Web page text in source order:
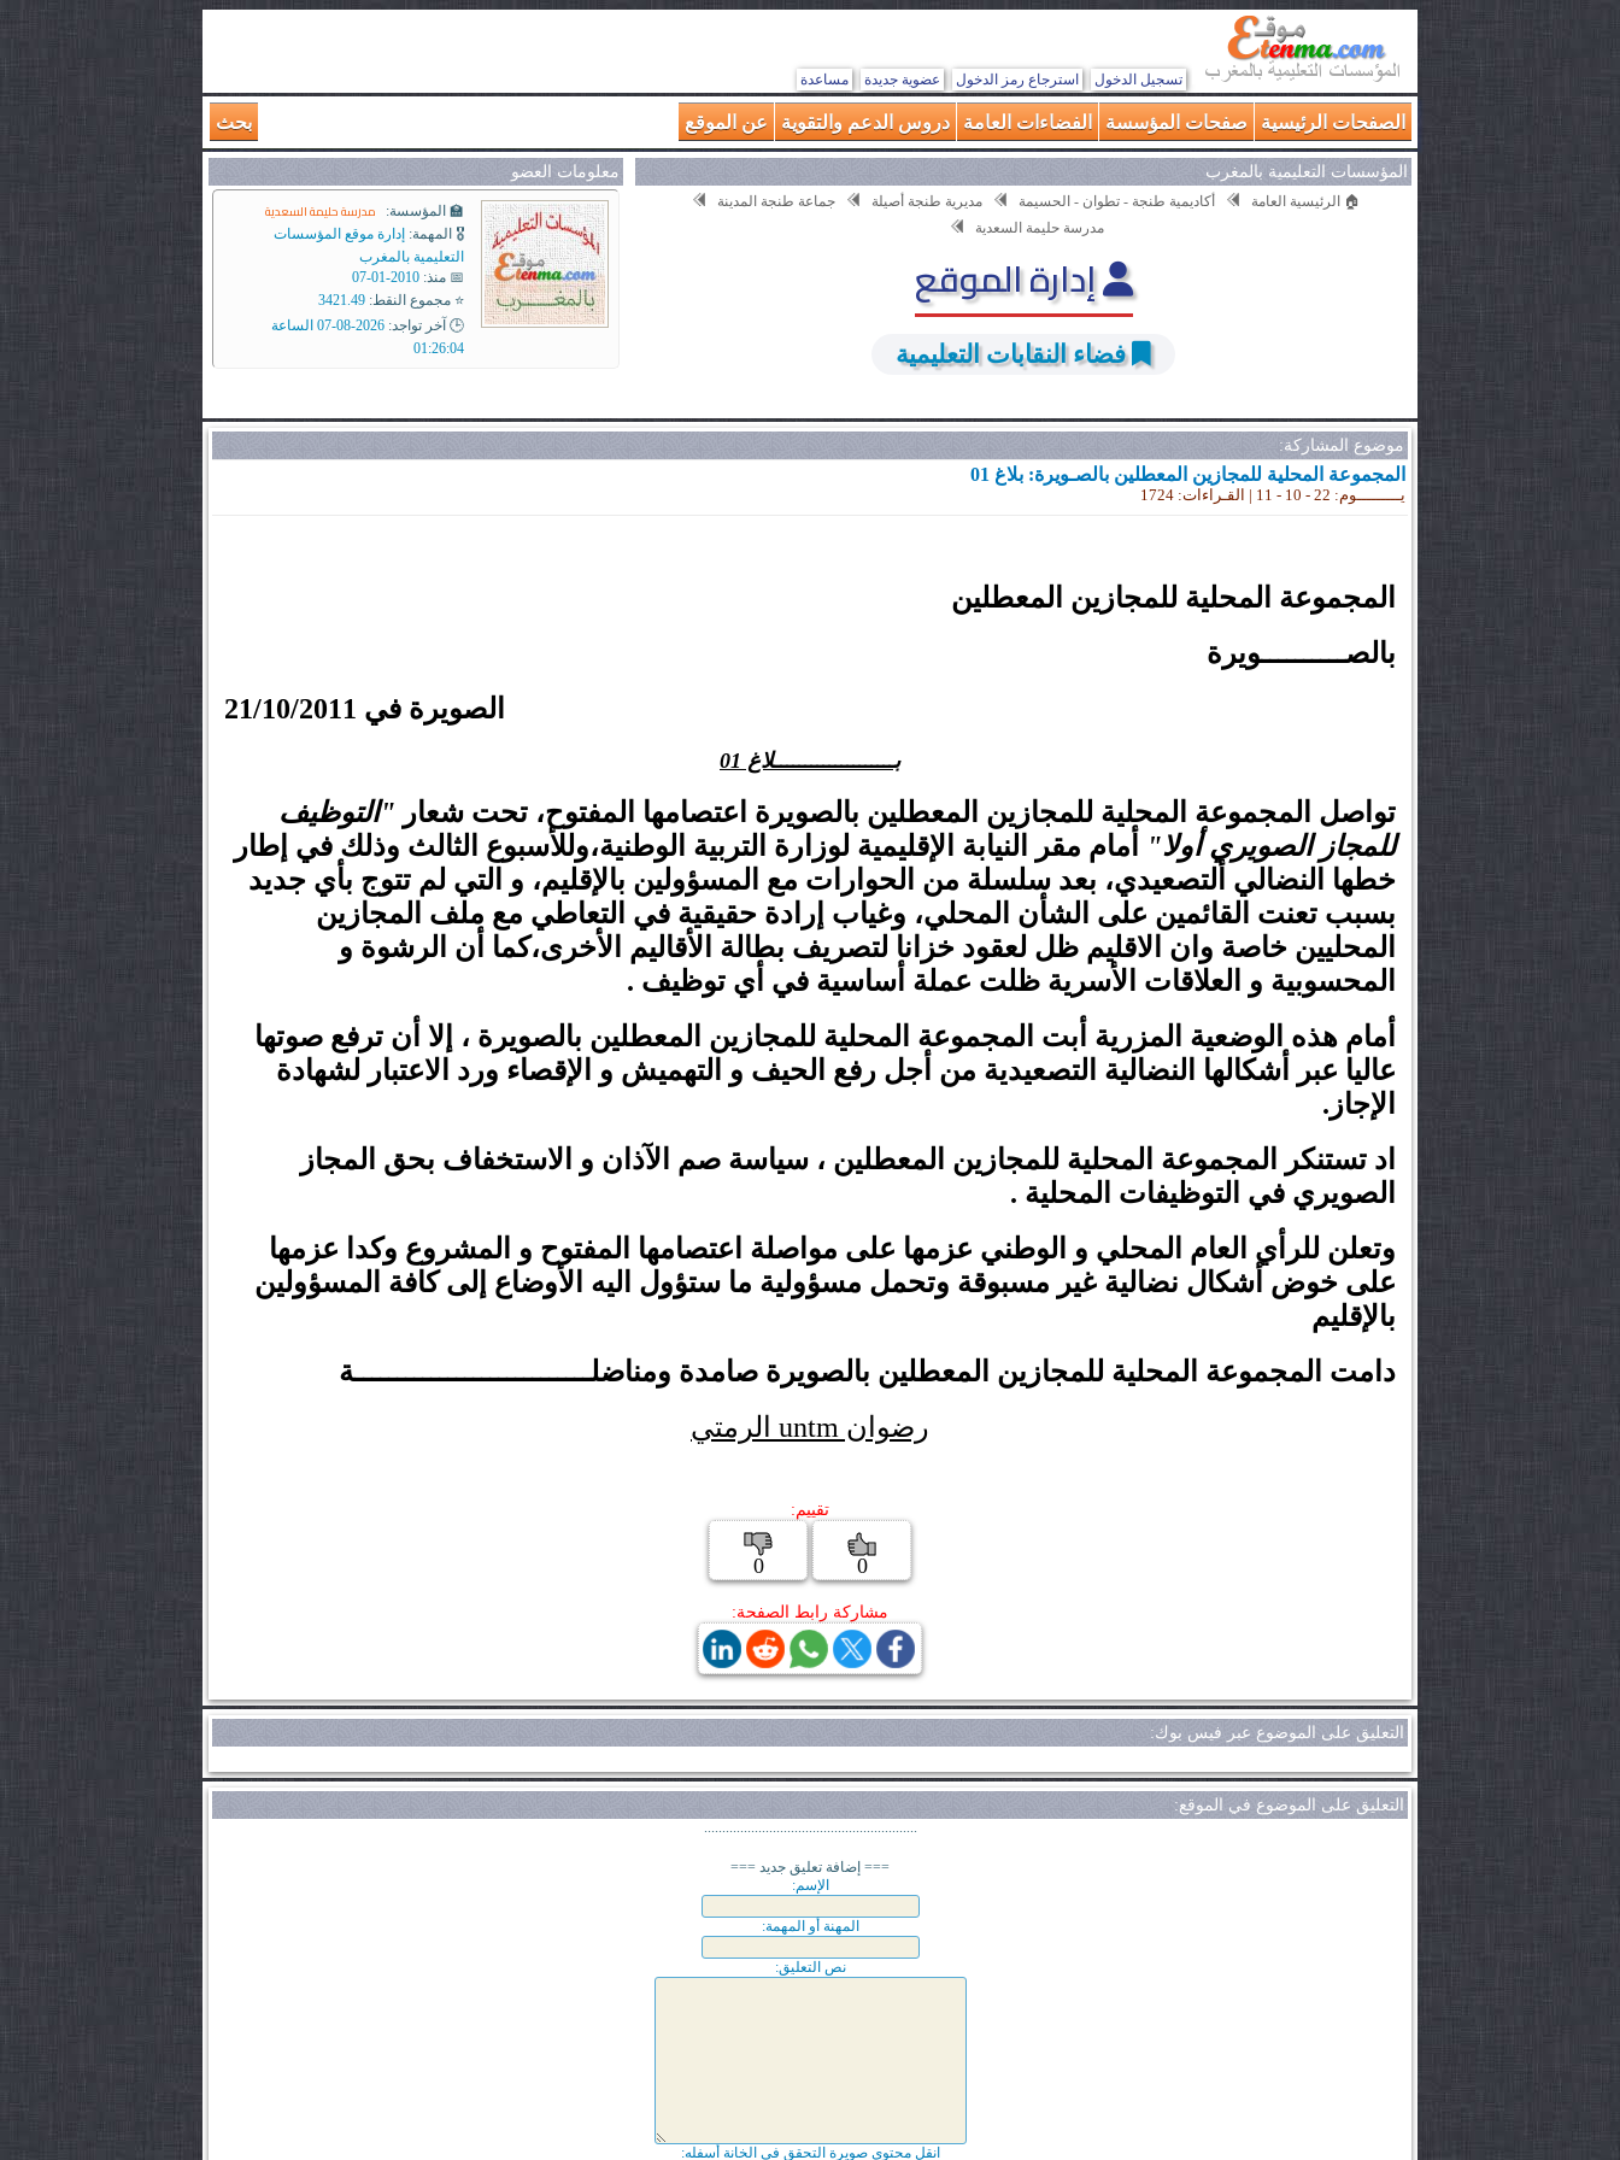
تسجيل الدخول استرجاع رمز الدخول عضوية جديدة مساعدة
الصفحات الرئيسية صفحات المؤسسة الفضاءات العامة دروس الدعم والتقوية عن الموقع بحث
المؤسسات التعليمية بالمغرب
🏠 الرئيسية العامة أكاديمية طنجة - تطوان - الحسيمة مديرية طنجة أصيلة
جماعة طنجة المدينة
مدرسة حليمة السعدية
إدارة الموقع
فضاء النقابات التعليمية
معلومات العضو
🏫 المؤسسة: مدرسة حليمة السعدية
🎖️ المهمة: إدارة موقع المؤسسات
التعليمية بالمغرب
📅 منذ: 2010-01-07
⭐ مجموع النقط: 3421.49
🕒 آخر تواجد:
2026-08-07 الساعة
01:26:04
موضوع المشاركة:
المجموعة المحلية للمجازين المعطلين بالصـويرة: بلاغ 01
يـــــــــوم: 22 - 10 - 11 | القـراءات: 1724
المجموعة المحلية للمجازين المعطلين
بالصــــــــــويرة
الصويرة في 21/10/2011
بــــــــــــــــــــلاغ 01
تواصل المجموعة المحلية للمجازين المعطلين بالصويرة اعتصامها المفتوح، تحت شعار "التوظيف
للمجاز الصويري أولا"
أمام مقر النيابة الإقليمية لوزارة التربية الوطنية،وللأسبوع الثالث وذلك في إطار
خطها النضالي ألتصعيدي، بعد سلسلة من الحوارات مع المسؤولين بالإقليم، و التي لم تتوج بأي جديد
بسبب تعنت القائمين على الشأن المحلي، وغياب إرادة حقيقية في التعاطي مع ملف المجازين
المحليين خاصة وان الاقليم ظل لعقود خزانا لتصريف بطالة الأقاليم الأخرى،كما أن الرشوة و
المحسوبية و العلاقات الأسرية ظلت عملة أساسية في أي توظيف .
أمام هذه الوضعية المزرية أبت المجموعة المحلية للمجازين المعطلين بالصويرة ، إلا أن ترفع صوتها
عاليا عبر أشكالها النضالية التصعيدية من أجل رفع الحيف و التهميش و الإقصاء ورد الاعتبار لشهادة
الإجاز.
اد تستنكر المجموعة المحلية للمجازين المعطلين ، سياسة صم الآذان و الاستخفاف بحق المجاز
الصويري في التوظيفات المحلية .
وتعلن للرأي العام المحلي و الوطني عزمها على مواصلة اعتصامها المفتوح و المشروع وكدا عزمها
على خوض أشكال نضالية غير مسبوقة وتحمل مسؤولية ما ستؤول اليه الأوضاع إلى كافة المسؤولين
بالإقليم
دامت المجموعة المحلية للمجازين المعطلين بالصويرة صامدة ومناضلــــــــــــــــــــــــــــة
رضوان untm الرمتي
تقييم:
0
0
مشاركة رابط الصفحة:
التعليق على الموضوع عبر فيس بوك:
التعليق على الموضوع في الموقع:
=== إضافة تعليق جديد ===
الإسم:
المهنة أو المهمة:
نص التعليق:
انقل محتوى صويرة التحقق في الخانة أسفله: